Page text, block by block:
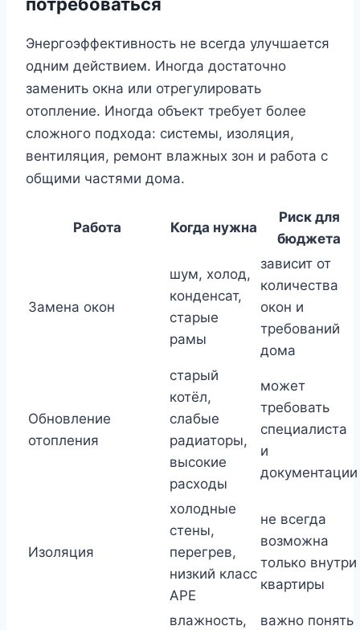
Энергоэффективность не всегда улучшается
одним действием. Иногда достаточно
заменить окна или отрегулировать
отопление. Иногда объект требует более
сложного подхода: системы, изоляция,
вентиляция, ремонт влажных зон и работа с
общими частями дома.
Работа Когда нужна
Риск для
бюджета
Замена окон
шум, холод,
конденсат,
старые
рамы
зависит от
количества
окон и
требований
дома
Обновление
отопления
старый
котёл,
слабые
радиаторы,
высокие
расходы
может
требовать
специалиста
и
документации
Изоляция
холодные
стены,
перегрев,
низкий класс
APE
не всегда
возможна
только внутри
квартиры
влажность,
важно понять